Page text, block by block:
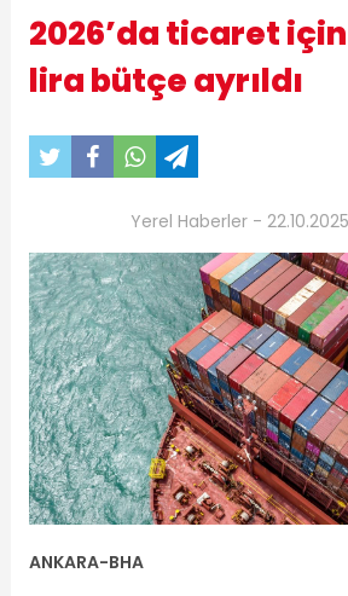
2026’da ticaret
lira bütçe ayrıldı
Yerel Haberler -
ANKARA-BHA